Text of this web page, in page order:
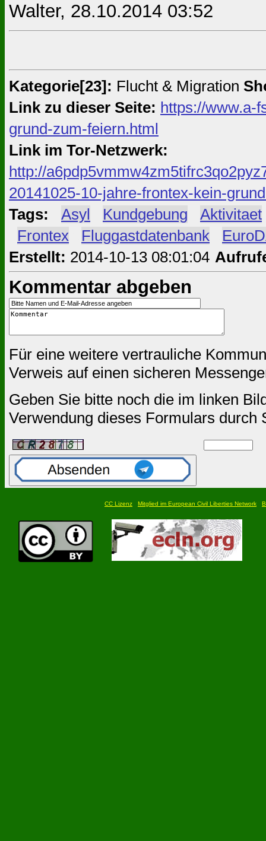
Walter, 28.10.2014 03:52
Kategorie[23]: Flucht & Migration
Link zu dieser Seite: https://www.a-
grund-zum-feiern.html
Link im Tor-Netzwerk:
http://
20141025-10-jahre-frontex-kein-
Tags:
Asyl Kundgebung
Aktivitaet
Frontex Fluggastdatenbank
Erstellt: 2014-10-13 08:01:04
Kommentar abgeben
Für eine weitere vertrauliche
Verweis auf einen sicheren
Geben Sie bitte noch die im linken
Verwendung dieses Formulars durch
CC Lizenz Mitglied im European Civil Liberties Network